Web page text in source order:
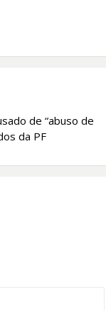
de “abuso de
da PF